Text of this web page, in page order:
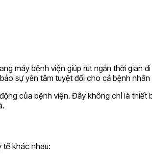
máy bệnh viện giúp rút ngắn thời gian
sự yên tâm tuyệt đối cho cả bệnh
của bệnh viện. Đây không chỉ là
tế khác nhau: